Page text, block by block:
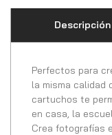
Descripción
Perfectos para
la misma calidad
cartuchos te
en casa, la
Crea fotografías